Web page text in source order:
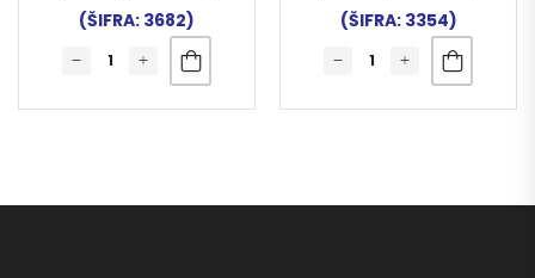
(ŠIFRA: 3682) (ŠIFRA: 3354)